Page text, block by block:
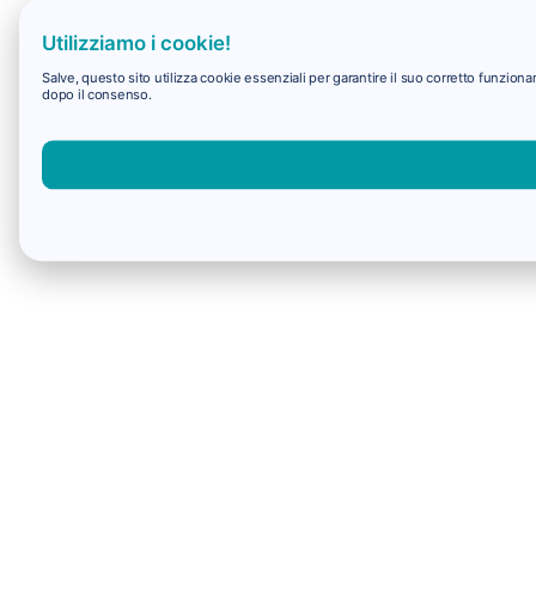
Utilizziamo i cookie!
Salve, questo sito utilizza cookie essenziali per garantire il suo corretto
dopo il consenso.